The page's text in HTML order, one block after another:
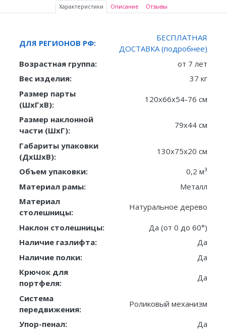
Характеристики Описание Отзывы
ДЛЯ РЕГИОНОВ РФ:
БЕСПЛАТНАЯ
ДОСТАВКА (подробнее)
Возрастная группа:
от 7 лет
Вес изделия:
37 кг
Размер парты
(ШxГxВ):
120х66х54-76 см
Размер наклонной
части (ШxГ):
79х44 см
Габариты упаковки
(ДxШxВ):
130х75х20 см
Объем упаковки:
0,2 м³
Материал рамы:
Металл
Материал
столешницы:
Натуральное дерево
Наклон столешницы:
Да (от 0 до 60°)
Наличие газлифта:
Да
Наличие полки:
Да
Крючок для
портфеля:
Да
Система
передвижения:
Роликовый механизм
Упор-пенал:
Да